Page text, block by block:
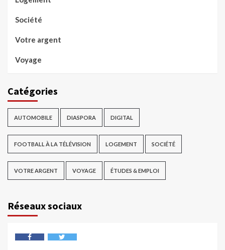
Société
Votre argent
Voyage
Catégories
AUTOMOBILE DIASPORA DIGITAL
FOOTBALL À LA TÉLÉVISION LOGEMENT SOCIÉTÉ
VOTRE ARGENT VOYAGE ÉTUDES & EMPLOI
Réseaux sociaux